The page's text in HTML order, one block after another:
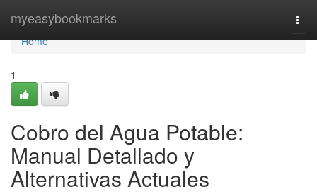
myeasybookmarks
Home
Home
1
Cobro del Agua Potable:
Manual Detallado y
Alternativas Actuales